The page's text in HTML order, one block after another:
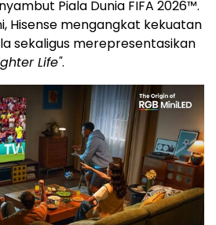
Piala Dunia FIFA 2026™.
Hisense mengangkat kekuatan
sekaligus merepresentasikan
Life".